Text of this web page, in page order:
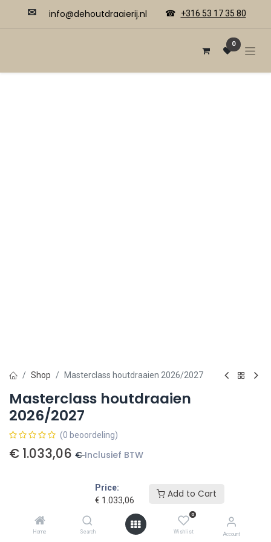
Price:
€ 1.033,06
Add to Cart
Home Search
0
Wishlist Account
✉ ​​info@dehoutdraaierij.nl ☎ +316 53 17 35 80
0
Shop Masterclass houtdraaien 2026/2027
Masterclass houtdraaien
2026/2027
(0 beoordeling)
€ 1.033,06 € Inclusief BTW
Toevoegen aan winkelmandje